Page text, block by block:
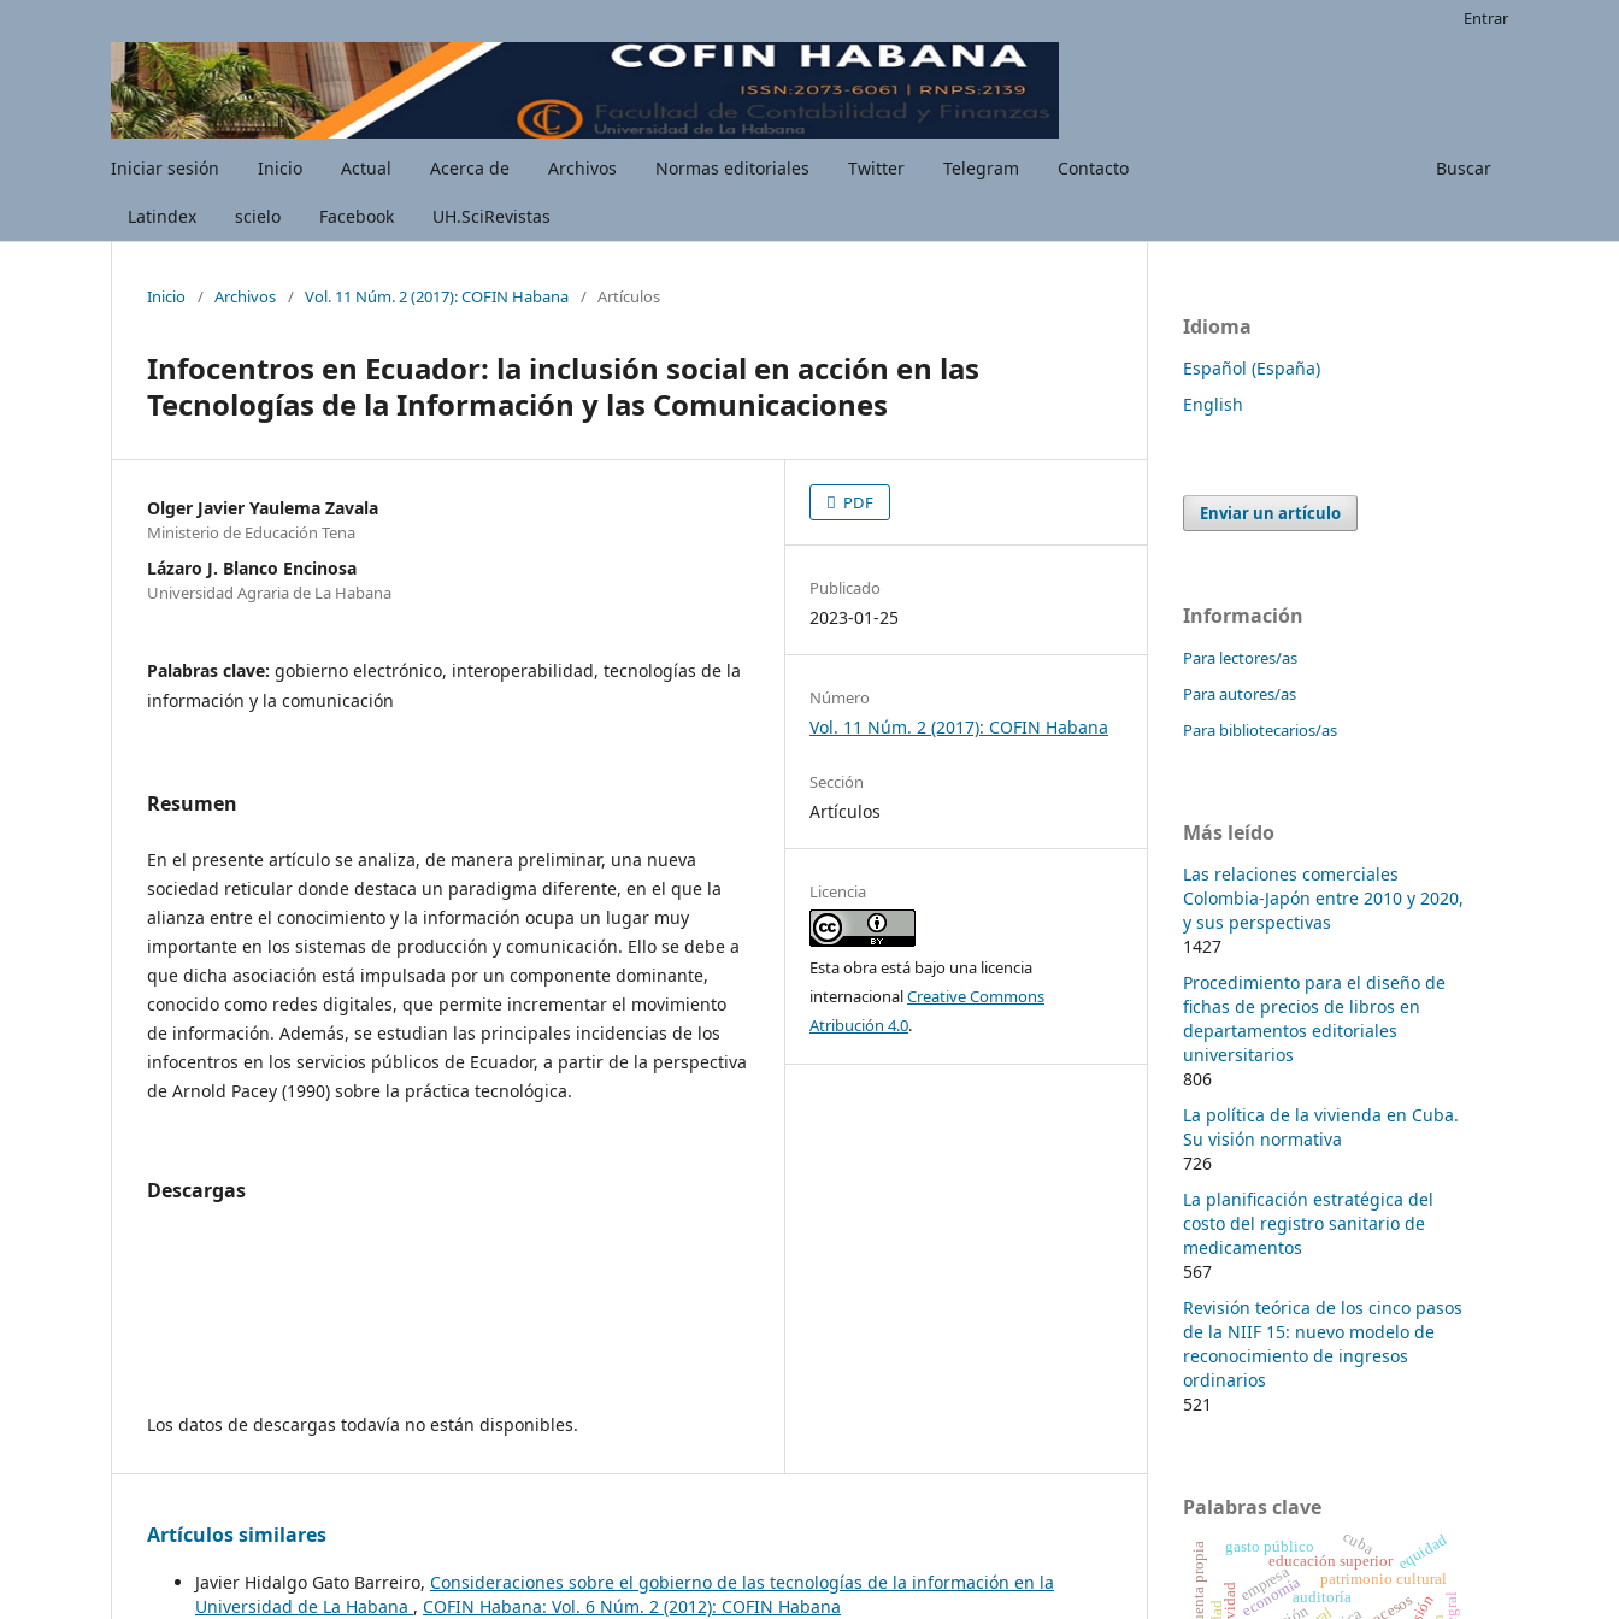
Iniciar sesión Inicio Actual Acerca de Archivos Normas editoriales Twitter Telegram Contacto
Latindex scielo Facebook UH.SciRevistas
Buscar
Entrar
Inicio / Archivos / Vol. 11 Núm. 2 (2017): COFIN Habana / Artículos
Infocentros en Ecuador: la inclusión social en acción en las
Tecnologías de la Información y las Comunicaciones
Olger Javier Yaulema Zavala
Ministerio de Educación Tena
Lázaro J. Blanco Encinosa
Universidad Agraria de La Habana
Palabras clave: gobierno electrónico, interoperabilidad, tecnologías de la
información y la comunicación
Resumen
En el presente artículo se analiza, de manera preliminar, una nueva
sociedad reticular donde destaca un paradigma diferente, en el que la
alianza entre el conocimiento y la información ocupa un lugar muy
importante en los sistemas de producción y comunicación. Ello se debe a
que dicha asociación está impulsada por un componente dominante,
conocido como redes digitales, que permite incrementar el movimiento
de información. Además, se estudian las principales incidencias de los
infocentros en los servicios públicos de Ecuador, a partir de la perspectiva
de Arnold Pacey (1990) sobre la práctica tecnológica.
Descargas
Los datos de descargas todavía no están disponibles.
PDF
Publicado
2023-01-25
Número
Vol. 11 Núm. 2 (2017): COFIN Habana
Sección
Artículos
Licencia
Esta obra está bajo una licencia
internacionalCreative Commons
Atribución 4.0.
Artículos similares
Javier Hidalgo Gato Barreiro, Consideraciones sobre el gobierno de las tecnologías de la información en la
Universidad de La Habana , COFIN Habana: Vol. 6 Núm. 2 (2012): COFIN Habana
Idioma
Español (España)
English
Enviar un artículo
Información
Para lectores/as
Para autores/as
Para bibliotecarios/as
Más leído
Las relaciones comerciales
Colombia-Japón entre 2010 y 2020,
y sus perspectivas
1427
Procedimiento para el diseño de
fichas de precios de libros en
departamentos editoriales
universitarios
806
La política de la vivienda en Cuba.
Su visión normativa
726
La planificación estratégica del
costo del registro sanitario de
medicamentos
567
Revisión teórica de los cinco pasos
de la NIIF 15: nuevo modelo de
reconocimiento de ingresos
ordinarios
521
Palabras clave
economíaauditoría
empresa patrimonio cultural
educación superior equidad
gasto público cuba